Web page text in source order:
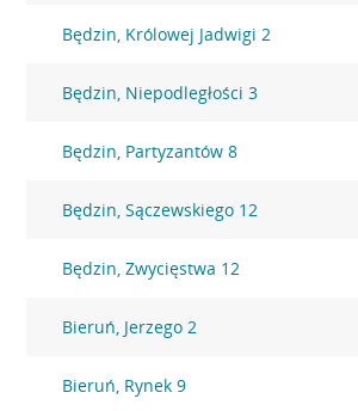
Będzin, Królowej Jadwigi 2
Będzin, Niepodległości 3
Będzin, Partyzantów 8
Będzin, Sączewskiego 12
Będzin, Zwycięstwa 12
Bieruń, Jerzego 2
Bieruń, Rynek 9